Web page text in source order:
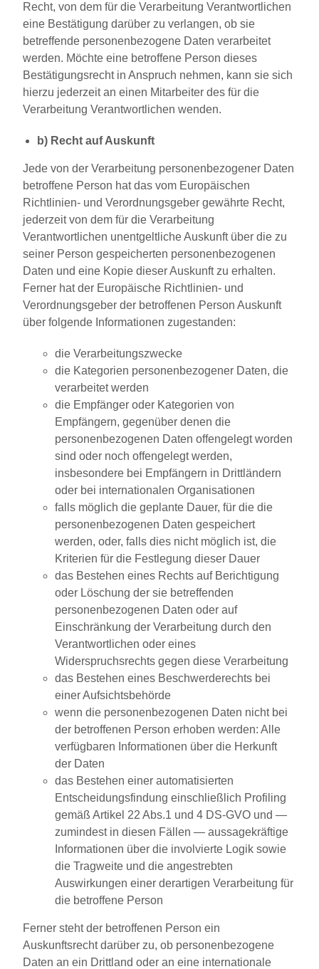
Recht, von dem für die Verarbeitung Verantwortlichen
eine Bestätigung darüber zu verlangen, ob sie
betreffende personenbezogene Daten verarbeitet
werden. Möchte eine betroffene Person dieses
Bestätigungsrecht in Anspruch nehmen, kann sie sich
hierzu jederzeit an einen Mitarbeiter des für die
Verarbeitung Verantwortlichen wenden.
b) Recht auf Auskunft
Jede von der Verarbeitung personenbezogener Daten
betroffene Person hat das vom Europäischen
Richtlinien- und Verordnungsgeber gewährte Recht,
jederzeit von dem für die Verarbeitung
Verantwortlichen unentgeltliche Auskunft über die zu
seiner Person gespeicherten personenbezogenen
Daten und eine Kopie dieser Auskunft zu erhalten.
Ferner hat der Europäische Richtlinien- und
Verordnungsgeber der betroffenen Person Auskunft
über folgende Informationen zugestanden:
die Verarbeitungszwecke
die Kategorien personenbezogener Daten, die
verarbeitet werden
die Empfänger oder Kategorien von
Empfängern, gegenüber denen die
personenbezogenen Daten offengelegt worden
sind oder noch offengelegt werden,
insbesondere bei Empfängern in Drittländern
oder bei internationalen Organisationen
falls möglich die geplante Dauer, für die die
personenbezogenen Daten gespeichert
werden, oder, falls dies nicht möglich ist, die
Kriterien für die Festlegung dieser Dauer
das Bestehen eines Rechts auf Berichtigung
oder Löschung der sie betreffenden
personenbezogenen Daten oder auf
Einschränkung der Verarbeitung durch den
Verantwortlichen oder eines
Widerspruchsrechts gegen diese Verarbeitung
das Bestehen eines Beschwerderechts bei
einer Aufsichtsbehörde
wenn die personenbezogenen Daten nicht bei
der betroffenen Person erhoben werden: Alle
verfügbaren Informationen über die Herkunft
der Daten
das Bestehen einer automatisierten
Entscheidungsfindung einschließlich Profiling
gemäß Artikel 22 Abs.1 und 4 DS-GVO und —
zumindest in diesen Fällen — aussagekräftige
Informationen über die involvierte Logik sowie
die Tragweite und die angestrebten
Auswirkungen einer derartigen Verarbeitung für
die betroffene Person
Ferner steht der betroffenen Person ein
Auskunftsrecht darüber zu, ob personenbezogene
Daten an ein Drittland oder an eine internationale